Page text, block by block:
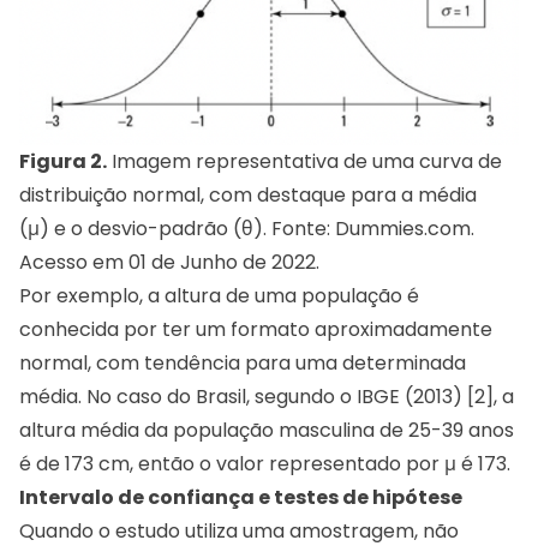
Figura 2. Imagem representativa de uma curva de
distribuição normal, com destaque para a média
(μ) e o desvio-padrão (θ). Fonte: Dummies.com.
Acesso em 01 de Junho de 2022.
Por exemplo, a altura de uma população é
conhecida por ter um formato aproximadamente
normal, com tendência para uma determinada
média. No caso do Brasil, segundo o IBGE (2013) [2], a
altura média da população masculina de 25-39 anos
é de 173 cm, então o valor representado por μ é 173.
Intervalo de confiança e testes de hipótese
Quando o estudo utiliza uma amostragem, não